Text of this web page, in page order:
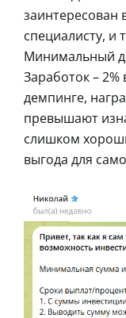
заинтересован
специалисту, и
Минимальный
Заработок –
демпинге,
превышают
слишком
выгода для